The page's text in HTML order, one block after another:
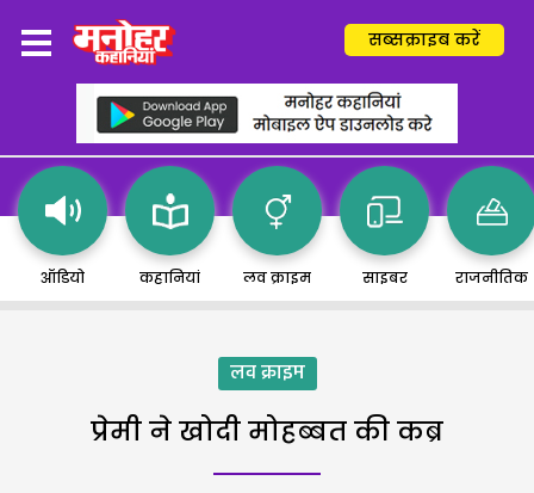
सब्सक्राइब करें
ऑडियो कहानियां लव क्राइम साइबर राजनीतिक
लव क्राइम
प्रेमी ने खोदी मोहब्बत की कब्र